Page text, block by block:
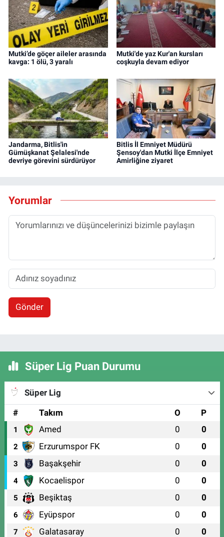
Mutki’de göçer aileler arasında
kavga: 1 ölü, 3 yaralı
Mutki'de yaz Kur'an kursları
coşkuyla devam ediyor
Jandarma, Bitlis'in
Gümüşkanat Şelalesi'nde
devriye görevini sürdürüyor
Bitlis İl Emniyet Müdürü
Şensoy'dan Mutki İlçe Emniyet
Amirliğine ziyaret
Yorumlar
Gönder
Süper Lig Puan Durumu
Süper Lig
#
Takım O P
1 Amed 0 0
2 Erzurumspor FK 0 0
3 Başakşehir 0 0
4 Kocaelispor 0 0
5 Beşiktaş 0 0
6 Eyüpspor 0 0
7 Galatasaray 0 0